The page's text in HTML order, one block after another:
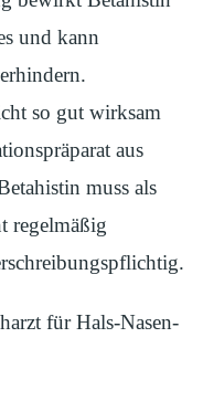
und kann
so gut wirksam
aus
muss als
regelmäßig
für Hals-Nasen-